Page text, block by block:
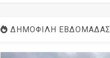
ΔΗΜΟΦΙΛΗ ΕΒΔΟΜΑΔΑΣ